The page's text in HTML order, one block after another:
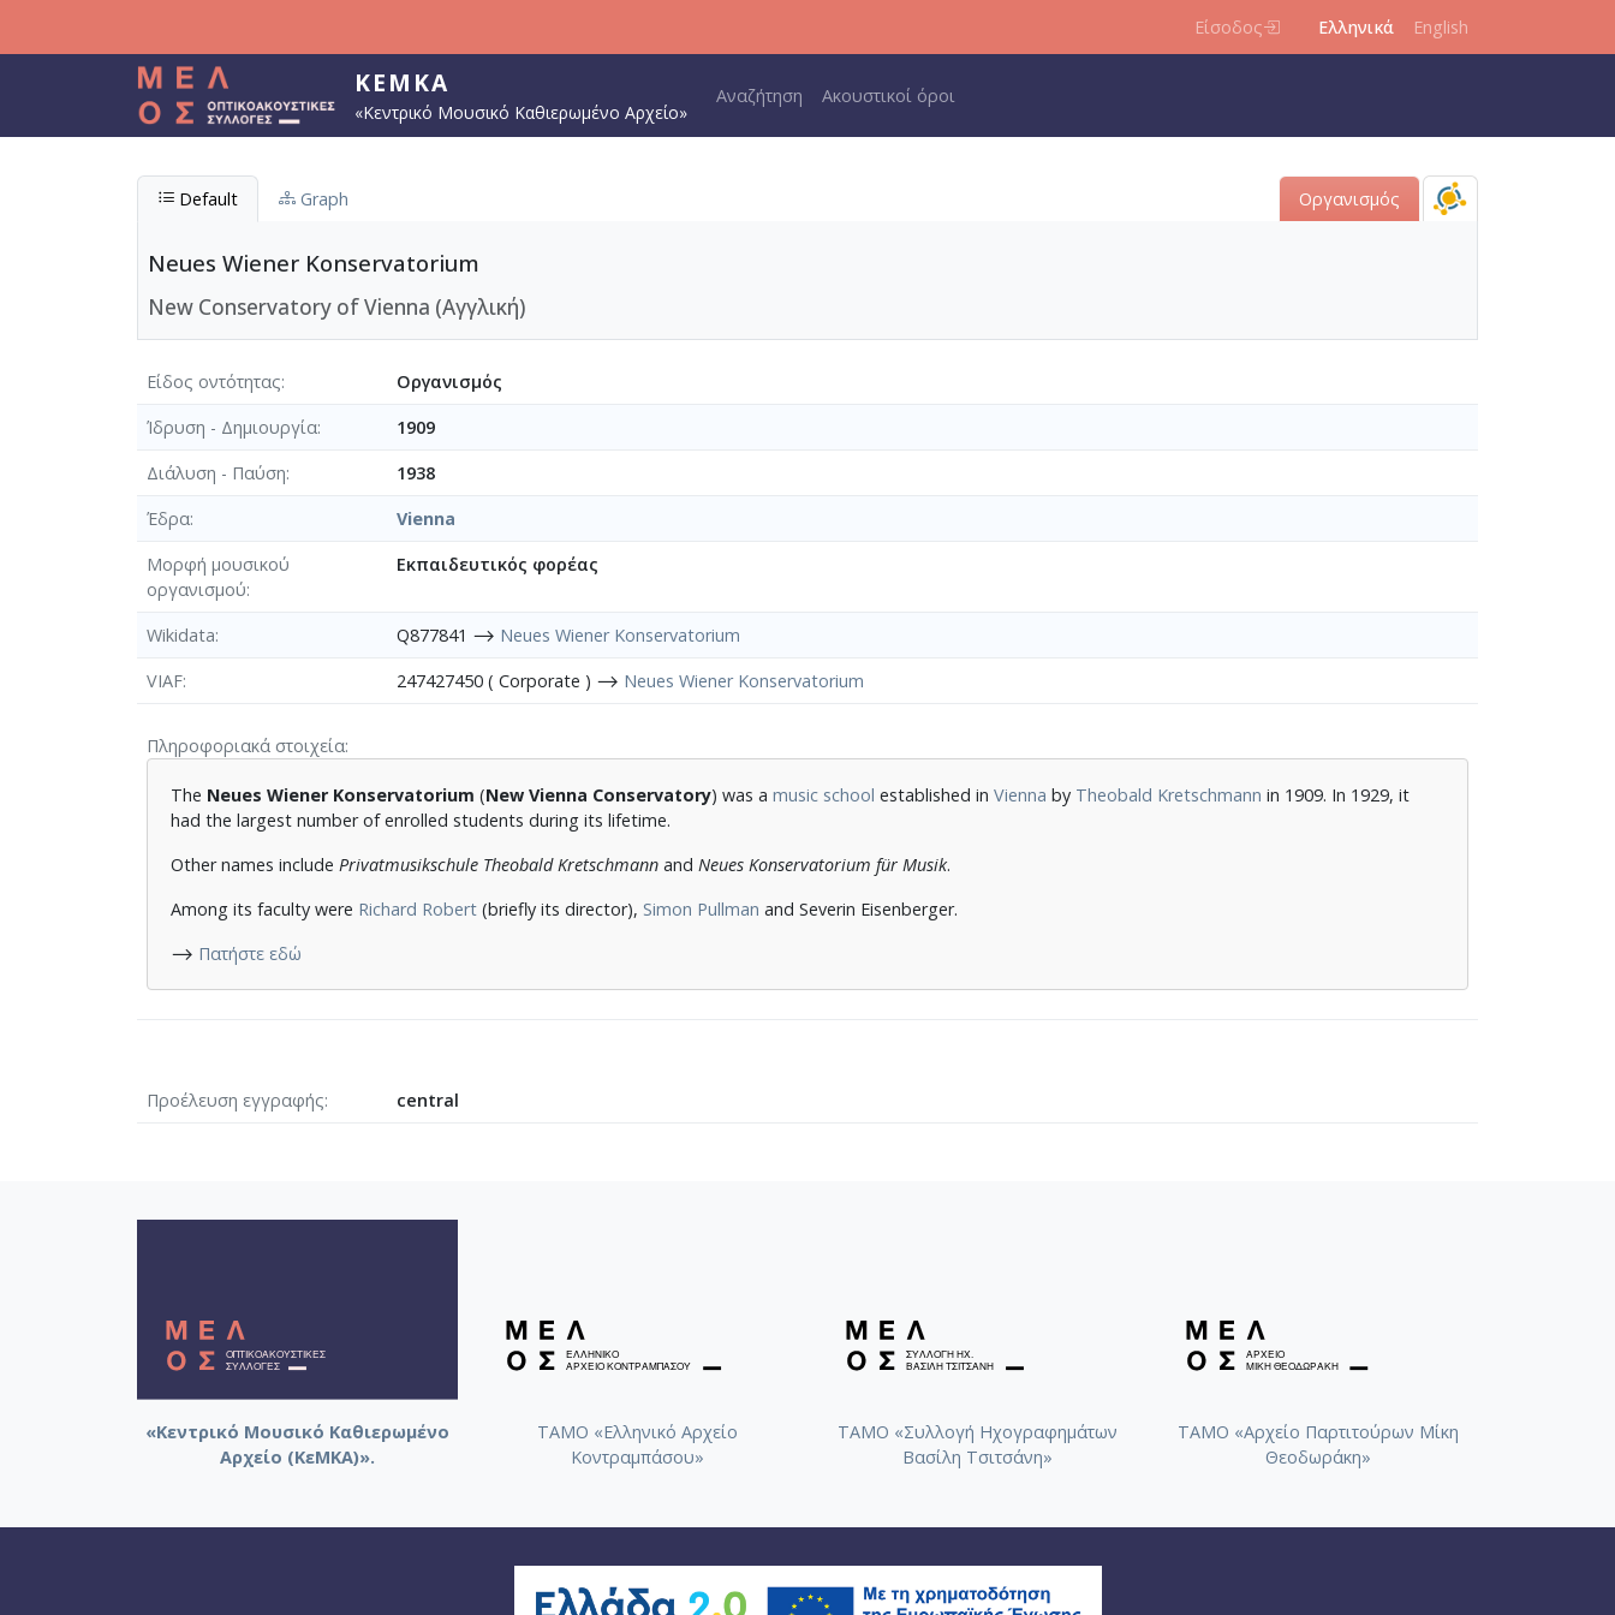
Είσοδος Ελληνικά English
ΚΕΜΚΑ
«Κεντρικό Μουσικό Καθιερωμένο Αρχείο»
Main navigation
Αναζήτηση Ακουστικοί όροι
Default Graph Οργανισμός
Neues Wiener Konservatorium
New Conservatory of Vienna (Αγγλική)
Είδος οντότητας
Οργανισμός
Ίδρυση - Δημιουργία
1909
Διάλυση - Παύση
1938
Έδρα
Vienna
Μορφή μουσικού
οργανισμού
Εκπαιδευτικός φορέας
Wikidata Q877841 ⟶ Neues Wiener Konservatorium
VIAF
247427450 ( Corporate ) ⟶ Neues Wiener Konservatorium
Πληροφοριακά στοιχεία
The Neues Wiener Konservatorium (New Vienna Conservatory) was amusic school established inVienna by Theobald Kretschmann in 1909. In 1929, it
had the largest number of enrolled students during its lifetime.
Other names include Privatmusikschule Theobald Kretschmann and Neues Konservatorium für Musik.
Among its faculty were Richard Robert (briefly its director), Simon Pullman and Severin Eisenberger.
⟶ Πατήστε εδώ
Προέλευση εγγραφής central
«Κεντρικό Μουσικό Καθιερωμένο
Αρχείο (ΚεΜΚΑ)».
ΤΑΜΟ «Ελληνικό Αρχείο
Κοντραμπάσου»
ΤΑΜΟ «Συλλογή Ηχογραφημάτων
Βασίλη Τσιτσάνη»
ΤΑΜΟ «Αρχείο Παρτιτούρων Μίκη
Θεοδωράκη»